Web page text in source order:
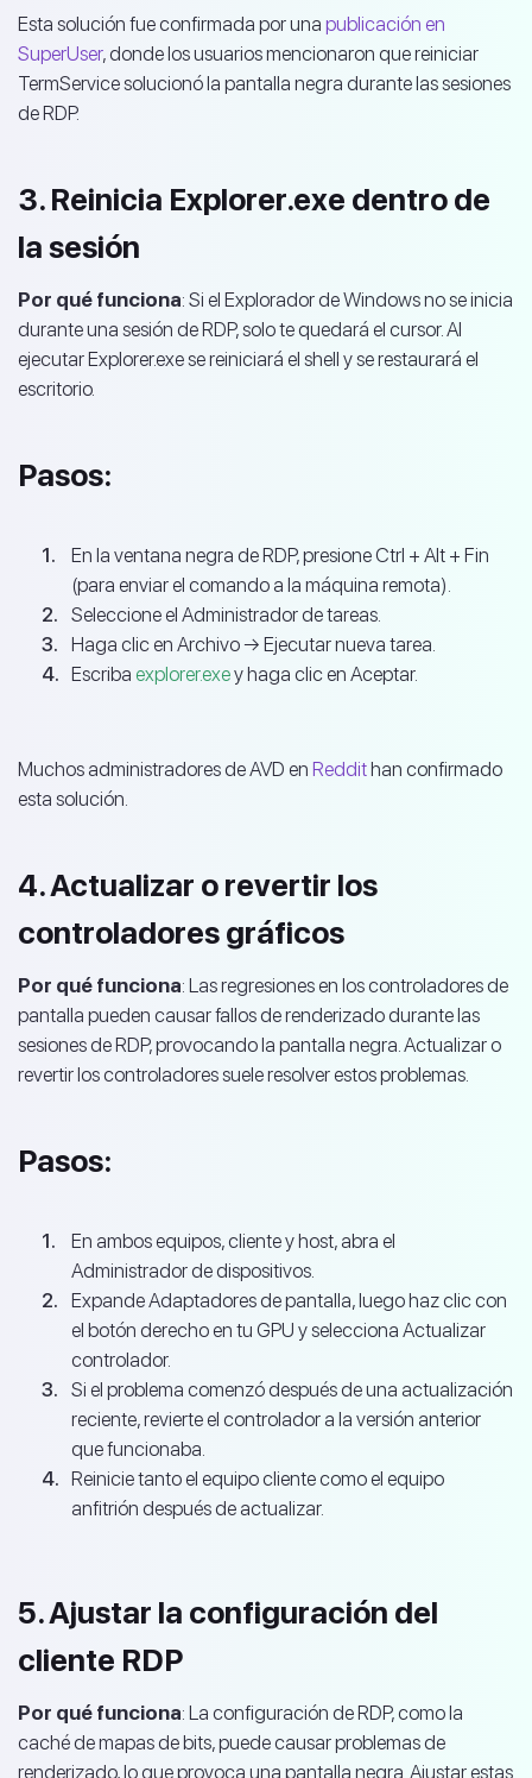
Esta solución fue confirmada por una publicación en
SuperUser, donde los usuarios mencionaron que reiniciar
TermService solucionó la pantalla negra durante las sesiones
de RDP.
3. Reinicia Explorer.exe dentro de
la sesión
Por qué funciona: Si el Explorador de Windows no se inicia
durante una sesión de RDP, solo te quedará el cursor. Al
ejecutar Explorer.exe se reiniciará el shell y se restaurará el
escritorio.
Pasos:
En la ventana negra de RDP, presione Ctrl + Alt + Fin
(para enviar el comando a la máquina remota).
Seleccione el Administrador de tareas.
Haga clic en Archivo → Ejecutar nueva tarea.
Escriba explorer.exey haga clic en Aceptar.
Muchos administradores de AVD en Reddithan confirmado
esta solución.
4. Actualizar o revertir los
controladores gráficos
Por qué funciona: Las regresiones en los controladores de
pantalla pueden causar fallos de renderizado durante las
sesiones de RDP, provocando la pantalla negra. Actualizar o
revertir los controladores suele resolver estos problemas.
Pasos:
En ambos equipos, cliente y host, abra el
Administrador de dispositivos.
Expande Adaptadores de pantalla, luego haz clic con
el botón derecho en tu GPU y selecciona Actualizar
controlador.
Si el problema comenzó después de una actualización
reciente, revierte el controlador a la versión anterior
que funcionaba.
Reinicie tanto el equipo cliente como el equipo
anfitrión después de actualizar.
5. Ajustar la configuración del
cliente RDP
Por qué funciona: La configuración de RDP, como la
caché de mapas de bits, puede causar problemas de
renderizado, lo que provoca una pantalla negra. Ajustar estas